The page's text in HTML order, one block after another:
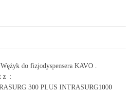
Wężyk do fizjodyspensera KAVO .
z :
300 PLUS INTRASURG1000